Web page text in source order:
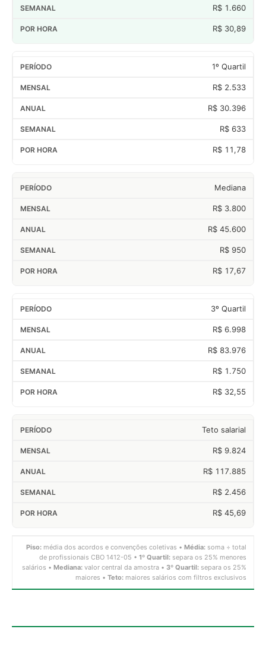
R$ 1.660
R$ 30,89
1º Quartil
R$ 2.533
R$ 30.396
R$ 633
R$ 11,78
Mediana
R$ 3.800
R$ 45.600
R$ 950
R$ 17,67
3º Quartil
R$ 6.998
R$ 83.976
R$ 1.750
R$ 32,55
Teto salarial
R$ 9.824
R$ 117.885
R$ 2.456
R$ 45,69
Piso: média dos acordos e convenções coletivas • Média: soma ÷ total
de profissionais CBO 1412-05 • 1º Quartil: separa os 25% menores
salários • Mediana: valor central da amostra • 3º Quartil: separa os 25%
maiores • Teto: maiores salários com filtros exclusivos